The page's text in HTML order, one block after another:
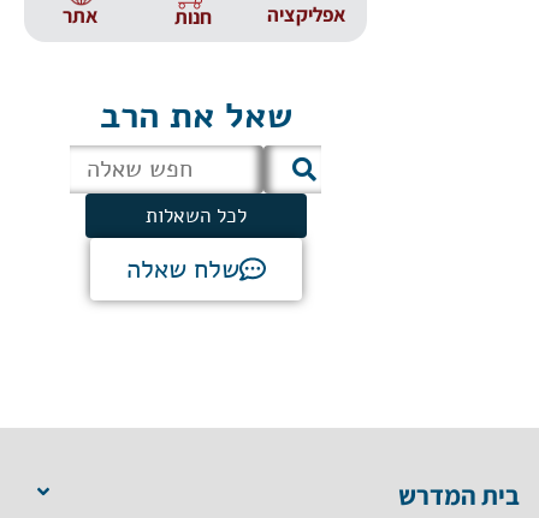
אתר חנות אפליקציה
שאל את הרב
לכל השאלות
שלח שאלה
בית המדרש